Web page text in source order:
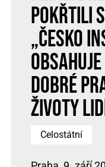
pokřtili
„Česko
dobré
životy
Celostátní